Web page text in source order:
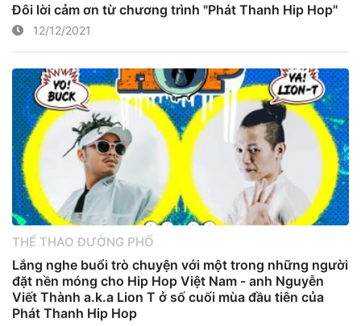
Đôi lời cảm ơn từ chương trình "Phát Thanh Hip Hop"
12/12/2021
THỂ THAO ĐƯỜNG PHỐ
Lắng nghe buổi trò chuyện với một trong những người
đặt nền móng cho Hip Hop Việt Nam - anh Nguyễn
Viết Thành a.k.a Lion T ở số cuối mùa đầu tiên của
Phát Thanh Hip Hop